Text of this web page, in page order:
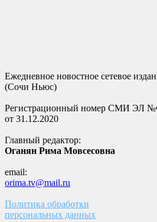
Ежедневное новостное сетевое
(Сочи Ньюс)
Регистрационный номер СМИ ЭЛ
от 31.12.2020
Главный редактор:
Оганян Рима Мовсесовна
email:
orima.tv@mail.ru
Политика обработки
персональных данных